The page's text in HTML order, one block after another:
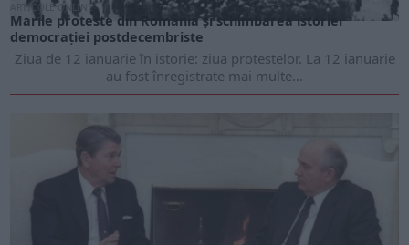
ARTICOLE ONLINE
Marile proteste din România și schimbarea istoriei
democrației postdecembriste
Ziua de 12 ianuarie în istorie: ziua protestelor. La 12 ianuarie
au fost înregistrate mai multe...